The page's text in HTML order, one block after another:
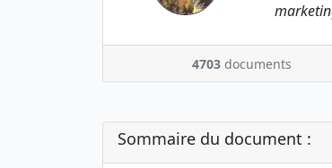
4703 documents
Sommaire du document :